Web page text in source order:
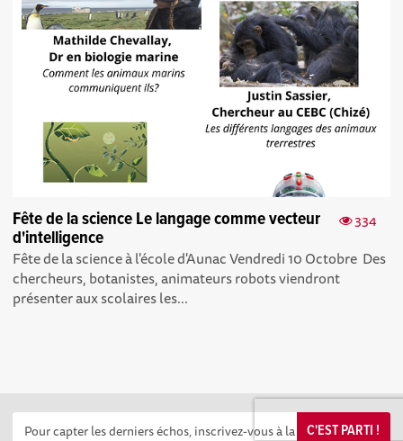
334
Fête de la science Le langage comme vecteur
d'intelligence
Fête de la science à l'école d'Aunac Vendredi 10 Octobre Des
chercheurs, botanistes, animateurs robots viendront
présenter aux scolaires les...
C'EST PARTI !